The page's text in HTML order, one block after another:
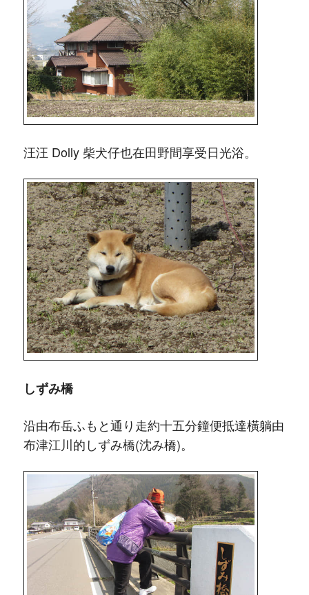
汪汪 Dolly 柴犬仔也在田野間享受日光浴。
しずみ橋
沿由布岳ふもと通り走約十五分鐘便抵達橫躺由
布津江川的しずみ橋(沈み橋)。